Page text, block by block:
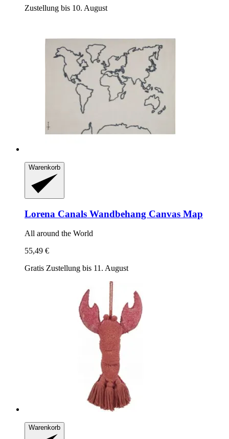
Zustellung bis 10. August
Warenkorb
Lorena Canals Wandbehang Canvas Map
All around the World
55,49 €
Gratis Zustellung bis 11. August
Warenkorb